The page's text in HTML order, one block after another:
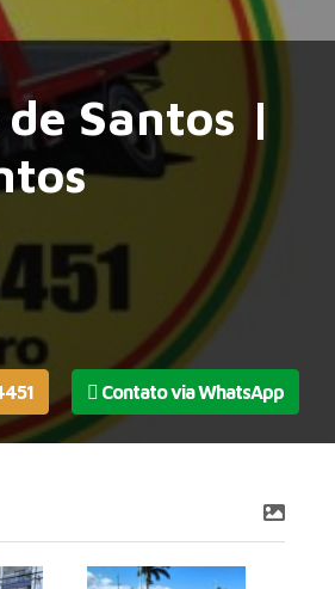
Santos |
Contato via WhatsApp